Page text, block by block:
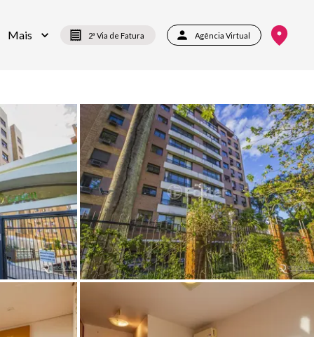
Mais 2ª Via de Fatura Agência Virtual